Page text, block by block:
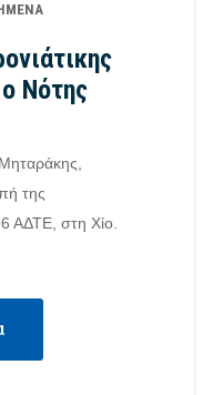
Νότης
της
ΑΔΤΕ, στη Χίο.